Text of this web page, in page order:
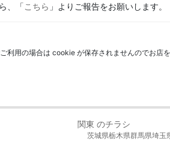
、「こちら 」よりご報告をお願いします。
利用の場合は cookie が保存されませんのでお店
関東 のチラシ
茨城県栃木県群馬県埼玉